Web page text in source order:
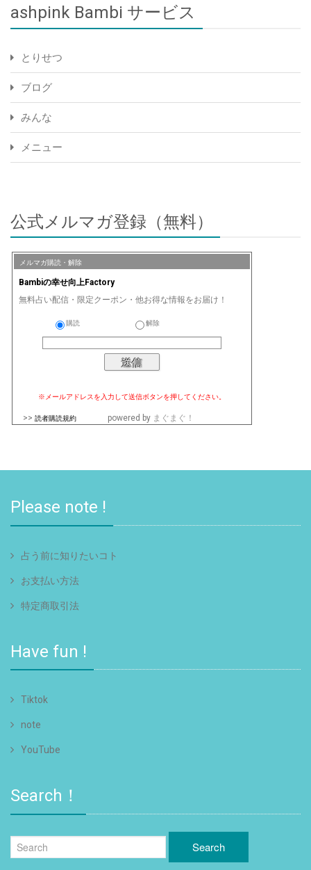
ashpink Bambi サービス
とりせつ
ブログ
みんな
メニュー
公式メルマガ登録（無料）
メルマガ購読・解除
Bambiの幸せ向上Factory
無料占い配信・限定クーポン・他お得な情報をお届け！
購読 解除
※メールアドレスを入力して送信ボタンを押してください。
>> 読者購読規約 powered by まぐまぐ！
Please note !
占う前に知りたいコト
お支払い方法
特定商取引法
Have fun !
Tiktok
note
YouTube
Search！